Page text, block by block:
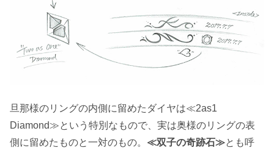
旦那様のリングの内側に留めたダイヤは≪2as1
Diamond≫という特別なもので、実は奥様のリングの表
側に留めたものと一対のもの。 ≪双子の奇跡石≫とも呼